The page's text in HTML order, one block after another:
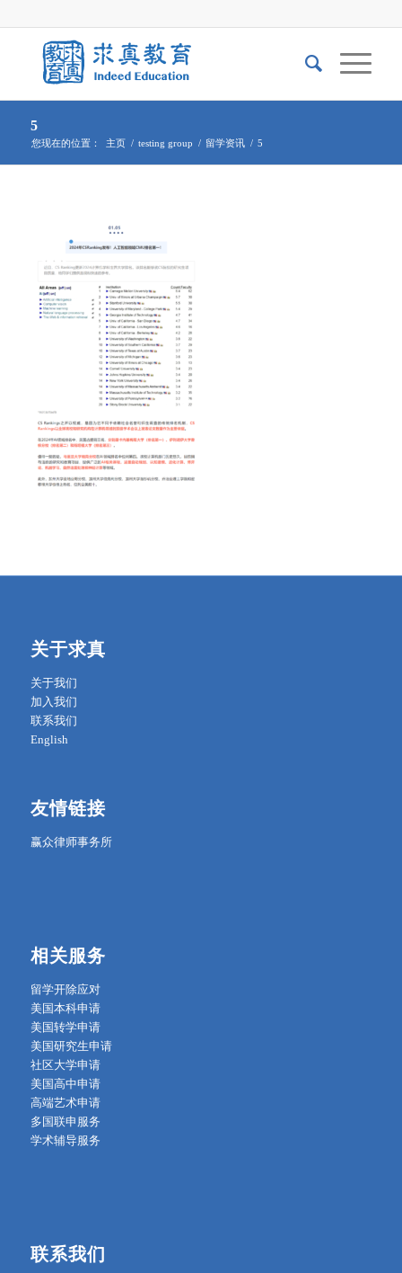
5
您现在的位置： 主页 / testing group / 留学资讯 / 5
关于求真
关于我们
加入我们
联系我们
English
友情链接
赢众律师事务所
相关服务
留学开除应对
美国本科申请
美国转学申请
美国研究生申请
社区大学申请
美国高中申请
高端艺术申请
多国联申服务
学术辅导服务
联系我们